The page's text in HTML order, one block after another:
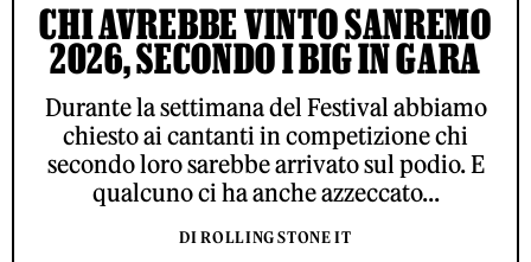
CHI AVREBBE VINTO SANREMO
2026, SECONDO I BIG IN GARA
Durante la settimana del Festival abbiamo
chiesto ai cantanti in competizione chi
secondo loro sarebbe arrivato sul podio. E
qualcuno ci ha anche azzeccato...
DI ROLLING STONE IT